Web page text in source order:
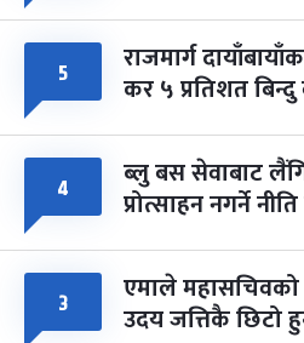
५ राजमार्ग
कर ५ प्रतिशत
४ ब्लु बस सेवाबाट
प्रोत्साहन नगर्ने
३ एमाले महासचिवको
उदय जत्तिकै छिटो